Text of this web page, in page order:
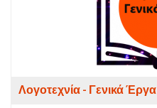
Λογοτεχνία - Γενικά Έργα